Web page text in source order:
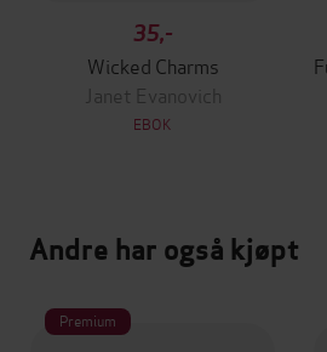
35,-
Wicked Charms
Janet Evanovich
EBOK
Andre har også kjøpt
Premium